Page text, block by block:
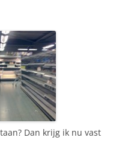
Dan krijg ik nu vast